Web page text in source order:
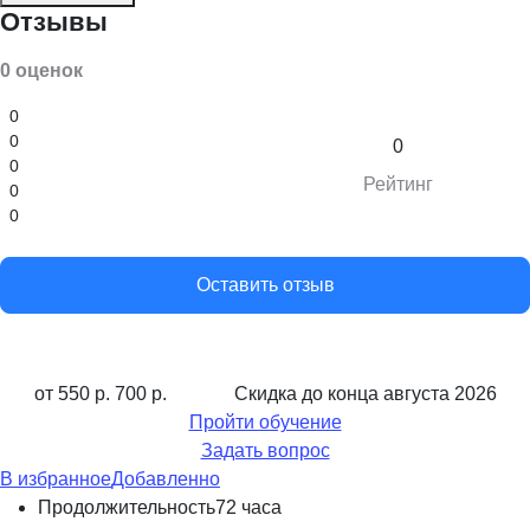
Отзывы
0 оценок
0
0
0
0
0
0
Рейтинг
Оставить отзыв
от 550 р. 700 р. Скидка до конца августа 2026
Пройти обучение
Задать вопрос
В избранноеДобавленно
Продолжительность72 часа